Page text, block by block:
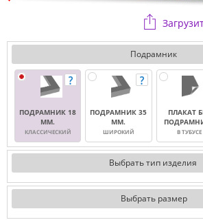
Подрамник
ПОДРАМНИК 18
ММ.
КЛАССИЧЕСКИЙ
ПОДРАМНИК 35
ММ.
ШИРОКИЙ
ПЛАКАТ
В ТУБУСЕ
Выбрать тип изделия
Выбрать размер